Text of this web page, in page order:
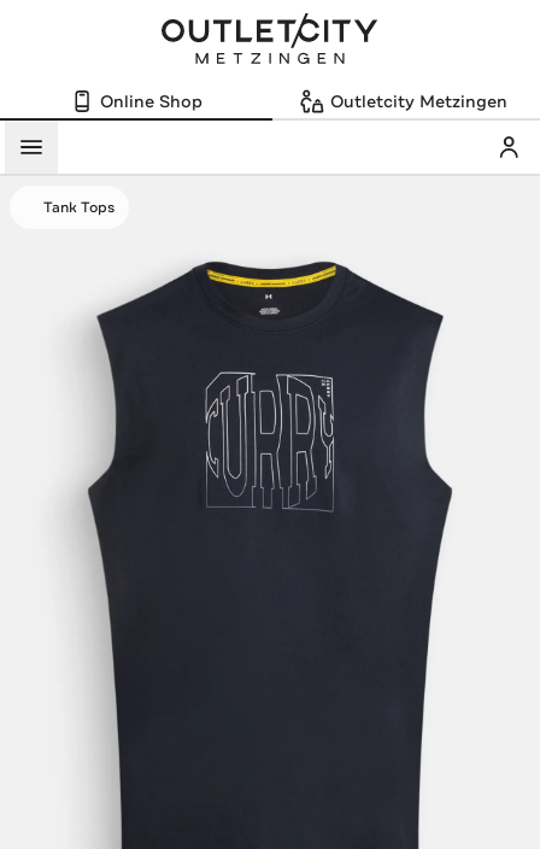
Online Shop Outletcity Metzingen
Menü
Tank Tops